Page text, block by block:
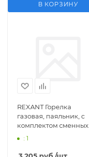
В КОРЗИНУ
REXANT Горелка
газовая, паяльник, с
комплектом сменных
насадок, 11 предметов
: 1